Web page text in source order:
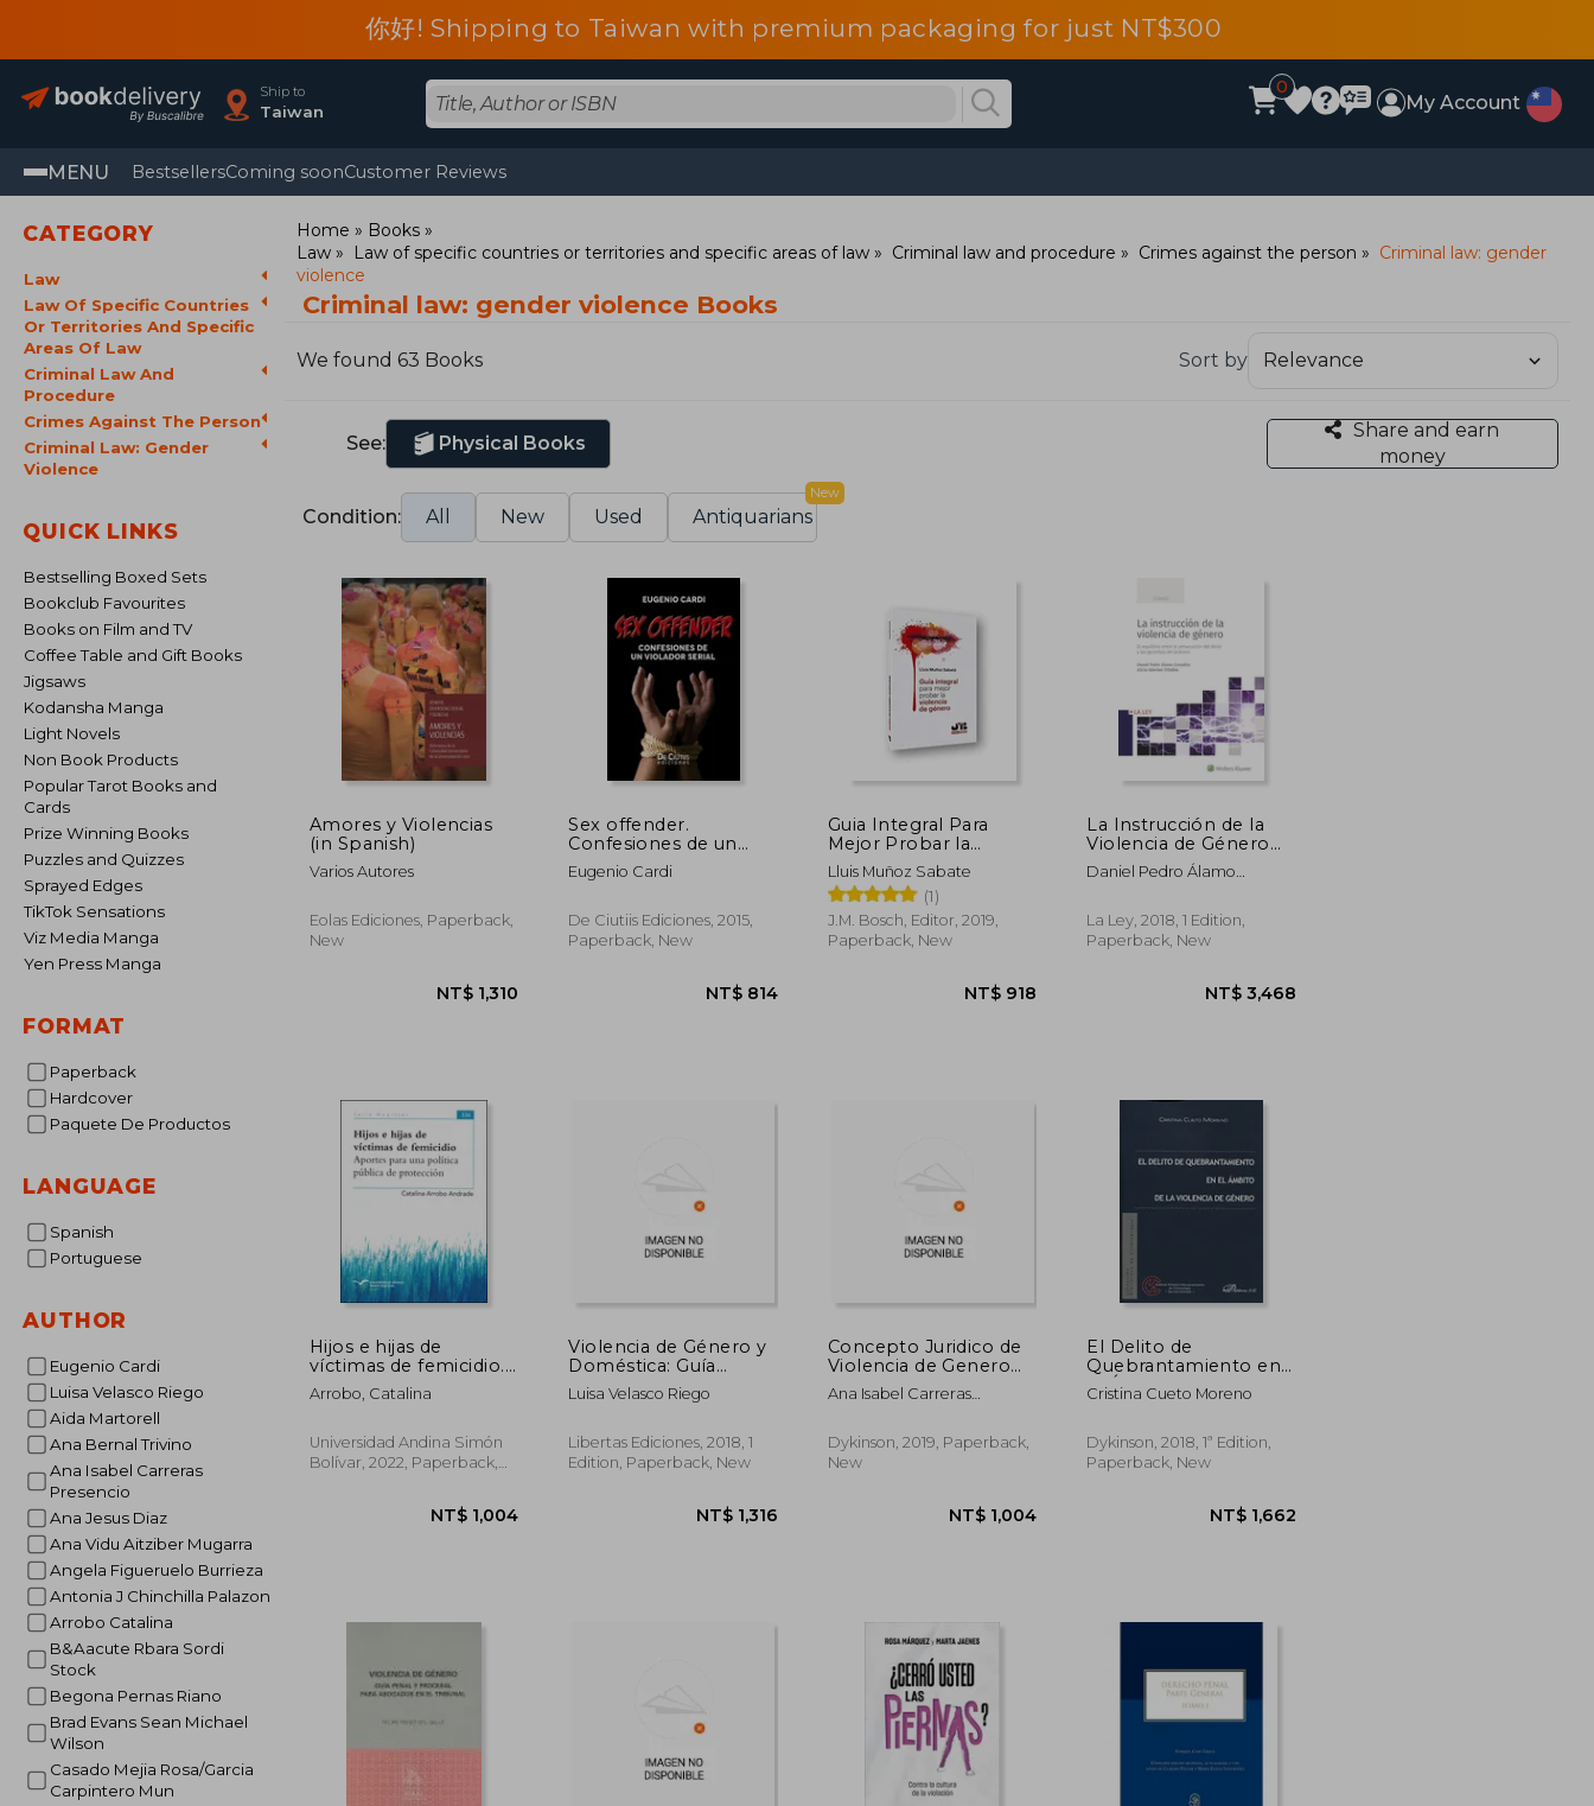
你好! Shipping to Taiwan with premium packaging for just NT$300
Ship to
Taiwan
0
My Account
MENU BestsellersComing soonCustomer Reviews
CATEGORY
Law
Law Of Specific Countries
Or Territories And Specific
Areas Of Law
Criminal Law And
Procedure
Crimes Against The Person
Criminal Law: Gender
Violence
QUICK LINKS
Bestselling Boxed Sets
Bookclub Favourites
Books on Film and TV
Coffee Table and Gift Books
Jigsaws
Kodansha Manga
Light Novels
Non Book Products
Popular Tarot Books and
Cards
Prize Winning Books
Puzzles and Quizzes
Sprayed Edges
TikTok Sensations
Viz Media Manga
Yen Press Manga
FORMAT
Paperback
Hardcover
Paquete De Productos
LANGUAGE
Spanish
Portuguese
AUTHOR
Eugenio Cardi
Luisa Velasco Riego
Aida Martorell
Ana Bernal Trivino
Ana Isabel Carreras
Presencio
Ana Jesus Diaz
Ana Vidu Aitziber Mugarra
Angela Figueruelo Burrieza
Antonia J Chinchilla Palazon
Arrobo Catalina
B&Aacute Rbara Sordi
Stock
Begona Pernas Riano
Brad Evans Sean Michael
Wilson
Casado Mejia Rosa/Garcia
Carpintero Mun
Home
Books
Law
Law of specific countries or territories and specific areas of law Criminal law and procedure Crimes against the person
Criminal law: gender
violence
Criminal law: gender violence Books
We found 63 Books Sort by
See: Physical Books
Share and earn
money
Condition: All New Used Antiquarians
New
Amores y Violencias
(in Spanish)
Varios Autores
Eolas Ediciones, Paperback,
New
NT$ 1,310
Sex offender.
Confesiones de un
violador serial (in
Spanish)
Eugenio Cardi
De Ciutiis Ediciones, 2015,
Paperback, New
Guia Integral Para
Mejor Probar la
Violencia de Genero
(in Spanish)
Lluis Muñoz Sabate
(1)
J.M. Bosch, Editor, 2019,
Paperback, New
NT$ 918
La Instrucción de la
Violencia de Género
(in Spanish)
Daniel Pedro Álamo
La Ley, 2018, 1 Edition,
Paperback, New
Hijos e hijas de
víctimas de femicidio.
Aportes para una
política pública de
Spanish)
Arrobo, Catalina
Universidad Andina Simón
Bolívar, 2022, Paperback,
Violencia de Género y
Doméstica: Guía
Práctica Para Fuerzas y
Cuerpos de Seguridad
Luisa Velasco Riego
Libertas Ediciones, 2018, 1
Edition, Paperback, New
Concepto Juridico de
Violencia de Genero
(in Spanish)
Ana Isabel Carreras
Dykinson, 2019, Paperback,
New
El Delito de
Quebrantamiento en
el Ámbito de la
Violencia de Género
Cristina Cueto Moreno
Dykinson, 2018, 1ª Edition,
Paperback, New